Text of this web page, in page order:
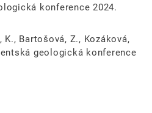
konference 2024.
Bartošová, Z., Kozáková,
geologická konference